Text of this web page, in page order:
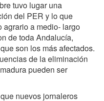
tuvo lugar una
del PER y lo que
a medio- largo
de toda Andalucía,
son los más afectados.
de la eliminación
pueden ser
nuevos jornaleros